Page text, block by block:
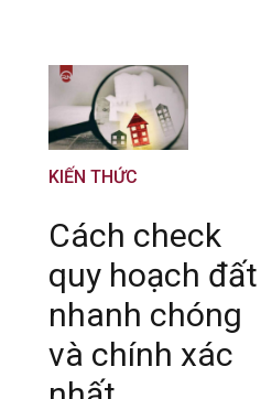
KIẾN THỨC
Cách check
quy hoạch đất
nhanh chóng
và chính xác